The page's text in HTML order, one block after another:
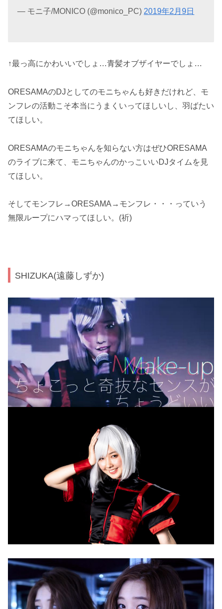
— モニ子/MONICO (@monico_PC) 2019年2月9日
↑最っ高にかわいいでしょ…青髪オブザイヤーでしょ…
ORESAMAのDJとしてのモニちゃんも好きだけれど、モ
ンフレの活動こそ本当にうまくいってほしいし、羽ばたい
てほしい。
ORESAMAのモニちゃんを知らない方はぜひORESAMA
のライブに来て、モニちゃんのかっこいいDJタイムを見
てほしい。
そしてモンフレ→ORESAMA→モンフレ・・・っていう
無限ループにハマってほしい。(祈)
SHIZUKA(遠藤しずか)